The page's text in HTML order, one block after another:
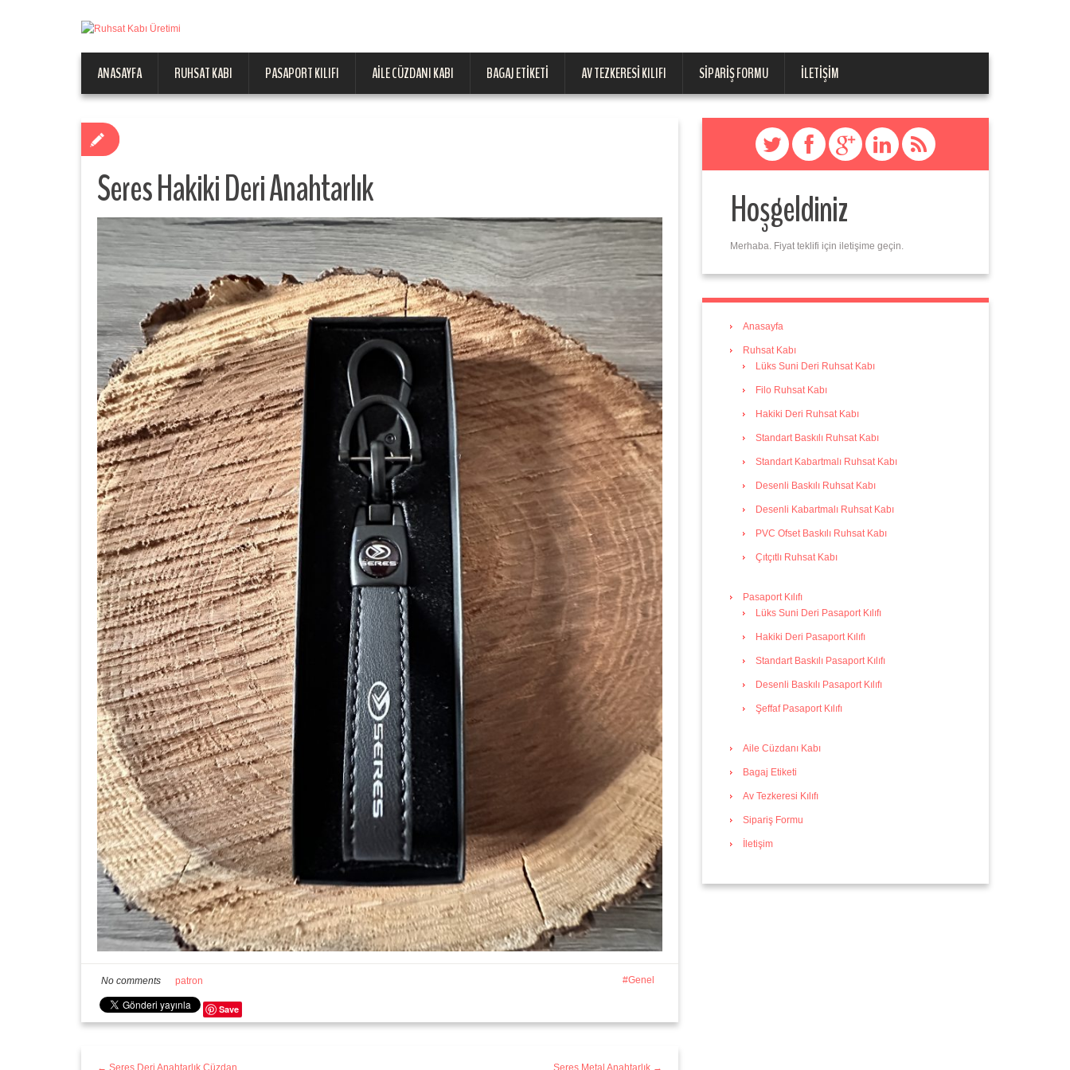
ANASAYFA RUHSAT KABI PASAPORT KILIFI AILE CÜZDANI KABI BAGAJ ETIKETI AV TEZKERESI KILIFI SIPARIŞ FORMU İLETIŞIM
Seres Hakiki Deri Anahtarlık
Genel
No comments patron
Save
Hoşgeldiniz
Merhaba. Fiyat teklifi için iletişime geçin.
Anasayfa
Ruhsat Kabı
Lüks Suni Deri Ruhsat Kabı
Filo Ruhsat Kabı
Hakiki Deri Ruhsat Kabı
Standart Baskılı Ruhsat Kabı
Standart Kabartmalı Ruhsat Kabı
Desenli Baskılı Ruhsat Kabı
Desenli Kabartmalı Ruhsat Kabı
PVC Ofset Baskılı Ruhsat Kabı
Çıtçıtlı Ruhsat Kabı
Pasaport Kılıfı
Lüks Suni Deri Pasaport Kılıfı
Hakiki Deri Pasaport Kılıfı
Standart Baskılı Pasaport Kılıfı
Desenli Baskılı Pasaport Kılıfı
Şeffaf Pasaport Kılıfı
Aile Cüzdanı Kabı
Bagaj Etiketi
Av Tezkeresi Kılıfı
Sipariş Formu
İletişim